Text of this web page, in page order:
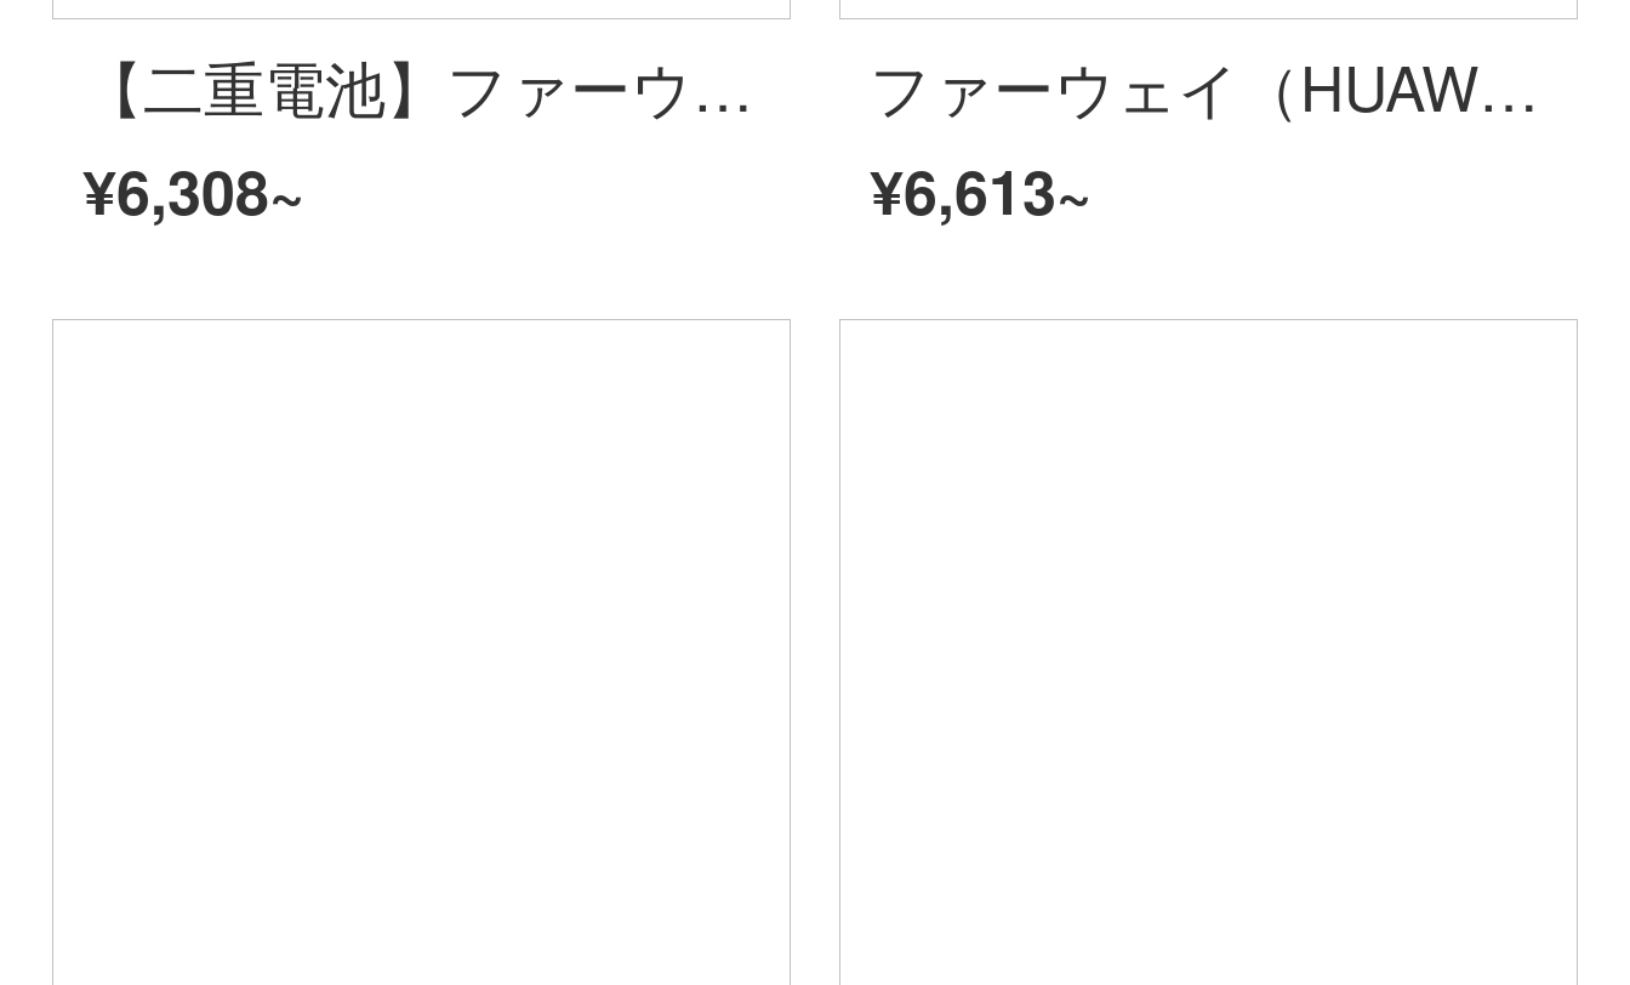
【二重電池】ファーウェイはwifi 3に従って4 g移動する無線ルータ全網通カードの無限流量上で、携帯用のWifi車載インターネットの宝E 5576白＋電気通信の年間カードセット【月1500 G】
¥6,308~
ファーウェイ（HUAWEI）ファーウェイB 315 S-936無線ブロードバンドルータサポート流量カード/固定網ブロードバンドインターネット接続二重接続ギガルータB 311 B-853+年カードセット（月1500 G）
¥6,613~